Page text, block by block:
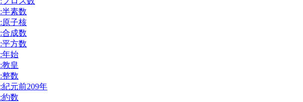
:半素数
:原子核
:合成数
:平方数
:年始
:教皇
:整数
:紀元前209年
:約数